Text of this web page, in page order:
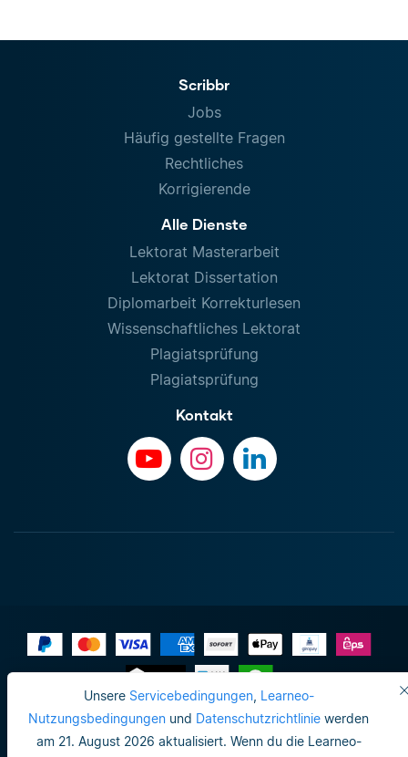
Unsere Servicebedingungen, Learneo-
Nutzungsbedingungen und Datenschutzrichtlinie werden
am 21. August 2026 aktualisiert. Wenn du die Learneo-
Scribbr
Jobs
Häufig gestellte Fragen
Rechtliches
Korrigierende
Alle Dienste
Lektorat Masterarbeit
Lektorat Dissertation
Diplomarbeit Korrekturlesen
Wissenschaftliches Lektorat
Plagiatsprüfung
Plagiatsprüfung
Kontakt
Impressum
Datenschutzrichtlinie